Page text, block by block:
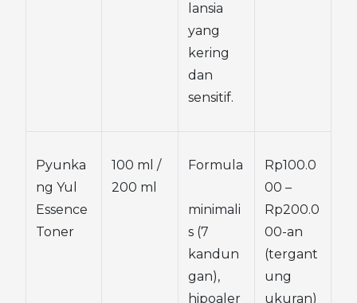
lansia
yang
kering
dan
sensitif.
Pyunka
ng Yul
Essence
Toner
100 ml /
200 ml
Formula
minimali
s (7
kandun
gan),
hipoaler
Rp100.0
00 –
Rp200.0
00-an
(tergant
ung
ukuran)